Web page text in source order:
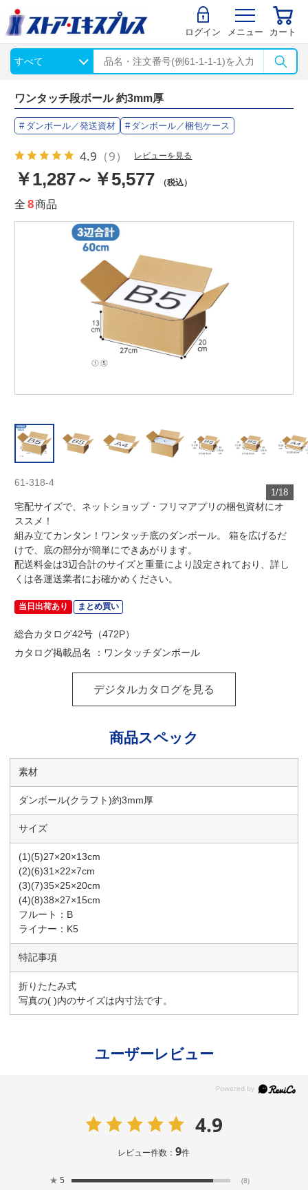
ログイン メニュー カート
ワンタッチ段ボール 約3mm厚
ダンボール／発送資材 ダンボール／梱包ケース
4.9 （9） レビューを見る
￥1,287～￥5,577 （税込）
全 8商品
1/18
61-318-4
宅配サイズで、ネットショップ・フリマアプリの梱包資材にオ
ススメ！
組み立てカンタン！ワンタッチ底のダンボール。 箱を広げるだ
けで、底の部分が簡単にできあがります。
配送料金は3辺合計のサイズと重量により設定されており、詳し
くは各運送業者にお確かめください。
当日出荷あり まとめ買い
総合カタログ42号（472P）
カタログ掲載品名 ：ワンタッチダンボール
デジタルカタログを見る
商品スペック
素材
ダンボール(クラフト)約3mm厚
サイズ
(1)(5)27×20×13cm
(2)(6)31×22×7cm
(3)(7)35×25×20cm
(4)(8)38×27×15cm
フルート：B
ライナー：K5
特記事項
折りたたみ式
写真の( )内のサイズは内寸法です。
ユーザーレビュー
4.9
レビュー件数：9件
★ 5 (8)